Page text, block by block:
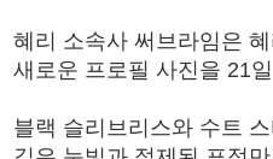
혜리 소속사 써브라임은
새로운 프로필 사진을 21
블랙 슬리브리스와 수트